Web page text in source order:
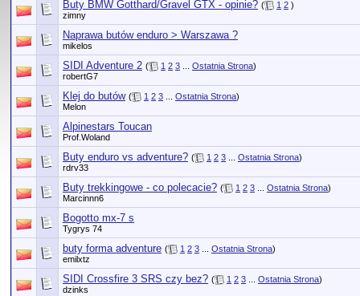
Buty BMW Gotthard/Gravel GTX - opinie? ( 1 2 )
zimny
Naprawa butów enduro > Warszawa ?
mikelos
SIDI Adventure 2 ( 1 2 3 Ostatnia Strona)
robertG7
Klej do butów ( 1 2 3 Ostatnia Strona)
Melon
Alpinestars Toucan
Prof.Woland
Buty enduro vs adventure? ( 1 2 3 Ostatnia Strona)
rdrv33
Buty trekkingowe - co polecacie? ( 1 2 3 Ostatnia Strona)
Marcinnn6
Bogotto mx-7 s
Tygrys 74
buty forma adventure ( 1 2 3 Ostatnia Strona)
emilxtz
SIDI Crossfire 3 SRS czy bez? ( 1 2 3 Ostatnia Strona)
dzinks